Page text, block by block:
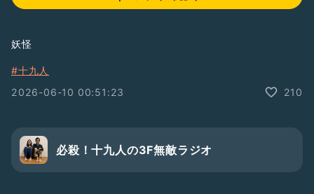
妖怪
#十九人
2026-06-10 00:51:23
210
必殺！十九人の3F無敵ラジオ